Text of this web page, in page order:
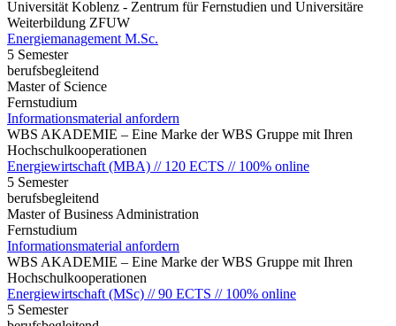
Universität Koblenz - Zentrum für Fernstudien und Universitäre
Weiterbildung ZFUW
Energiemanagement M.Sc.
5 Semester
berufsbegleitend
Master of Science
Fernstudium
Informationsmaterial anfordern
WBS AKADEMIE – Eine Marke der WBS Gruppe mit Ihren
Hochschulkooperationen
Energiewirtschaft (MBA) // 120 ECTS // 100% online
5 Semester
berufsbegleitend
Master of Business Administration
Fernstudium
Informationsmaterial anfordern
WBS AKADEMIE – Eine Marke der WBS Gruppe mit Ihren
Hochschulkooperationen
Energiewirtschaft (MSc) // 90 ECTS // 100% online
5 Semester